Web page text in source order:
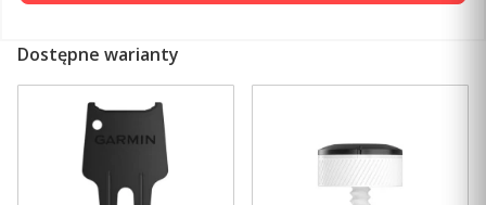
Dostępne warianty